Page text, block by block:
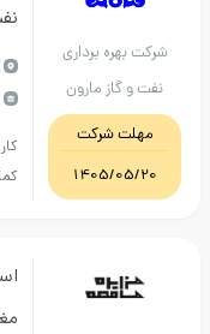
بهره برداری
و گاز مارون
مهلت شرکت
1405/05/20
نفت
رامشیر
استاتیک خط 6 اینچ
نفت
کمال تکم...